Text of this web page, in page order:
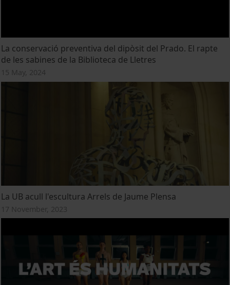
La conservació preventiva del dipòsit del Prado. El rapte
de les sabines de la Biblioteca de Lletres
15 May, 2024
La UB acull l'escultura Arrels de Jaume Plensa
17 November, 2023